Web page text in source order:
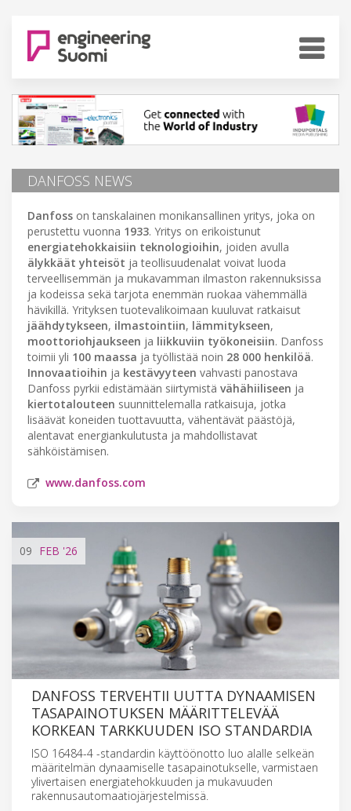
DANFOSS NEWS
Danfoss on tanskalainen monikansallinen yritys, joka on
perustettu vuonna 1933. Yritys on erikoistunut
energiatehokkaisiin teknologioihin, joiden avulla
älykkäät yhteisöt ja teollisuudenalat voivat luoda
terveellisemmän ja mukavamman ilmaston rakennuksissa
ja kodeissa sekä tarjota enemmän ruokaa vähemmällä
hävikillä. Yrityksen tuotevalikoimaan kuuluvat ratkaisut
jäähdytykseen, ilmastointiin, lämmitykseen,
moottoriohjaukseen ja liikkuviin työkoneisiin. Danfoss
toimii yli 100 maassa ja työllistää noin 28 000 henkilöä.
Innovaatioihin ja kestävyyteen vahvasti panostava
Danfoss pyrkii edistämään siirtymistä vähähiiliseen ja
kiertotalouteen suunnittelemalla ratkaisuja, jotka
lisäävät koneiden tuottavuutta, vähentävät päästöjä,
alentavat energiankulutusta ja mahdollistavat
sähköistämisen.
www.danfoss.com
09 FEB '26
DANFOSS TERVEHTII UUTTA DYNAAMISEN
TASAPAINOTUKSEN MÄÄRITTELEVÄÄ
KORKEAN TARKKUUDEN ISO STANDARDIA
ISO 16484-4 -standardin käyttöönotto luo alalle selkeän
määritelmän dynaamiselle tasapainotukselle, varmistaen
ylivertaisen energiatehokkuuden ja mukavuuden
rakennusautomaatiojärjestelmissä.